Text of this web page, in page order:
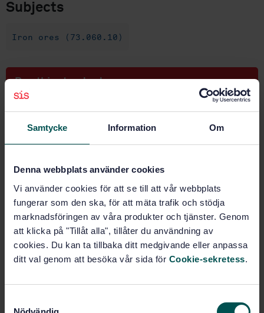
Samtycke Information Om
Denna webbplats använder cookies
Vi använder cookies för att se till att vår webbplats
fungerar som den ska, för att mäta trafik och stödja
marknadsföringen av våra produkter och tjänster. Genom
att klicka på "Tillåt alla", tillåter du användning av
cookies. Du kan ta tillbaka ditt medgivande eller anpassa
ditt val genom att besöka vår sida för Cookie-sekretess.
Subjects
Iron ores (73.060.10)
Buy this standard
STANDARD
SWEDISH STANDARD · SS-ISO 13312:2018
Iron ores - Determination of potassium - Flame
13312:2017, IDT)
Subscribe on standards - Read more
Price: 943 SEK
PDF